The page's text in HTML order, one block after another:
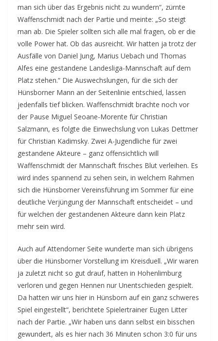
man sich über das Ergebnis nicht zu wundern“, zürnte
Waffenschmidt nach der Partie und meinte: „So steigt
man ab. Die Spieler sollten sich alle mal fragen, ob er die
volle Power hat. Ob das ausreicht. Wir hatten ja trotz der
Ausfälle von Daniel Jung, Marius Uebach und Thomas
Alfes eine gestandene Landesliga-Mannschaft auf dem
Platz stehen.“ Die Auswechslungen, für die sich der
Hünsborner Mann an der Seitenlinie entschied, lassen
jedenfalls tief blicken. Waffenschmidt brachte noch vor
der Pause Miguel Seoane-Morente für Christian
Salzmann, es folgte die Einwechslung von Lukas Dettmer
für Christian Kadimsky. Zwei A-Jugendliche für zwei
gestandene Akteure – ganz offensichtlich will
Waffenschmidt der Mannschaft frisches Blut verleihen. Es
wird indes spannend zu sehen sein, in welchem Rahmen
sich die Hünsborner Vereinsführung im Sommer für eine
deutliche Verjüngung der Mannschaft entscheidet – und
für welchen der gestandenen Akteure dann kein Platz
mehr sein wird.
Auch auf Attendorner Seite wunderte man sich übrigens
über die Hünsborner Vorstellung im Kreisduell. „Wir waren
ja zuletzt nicht so gut drauf, hatten in Hohenlimburg
verloren und gegen Hennen nur Unentschieden gespielt.
Da hatten wir uns hier in Hünsborn auf ein ganz schweres
Spiel eingestellt“, berichtete Spielertrainer Eugen Litter
nach der Partie. „Wir haben uns dann selbst ein bisschen
gewundert, als es hier nach 36 Minuten schon 3:0 für uns